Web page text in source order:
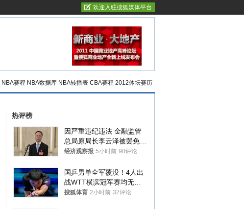
欢迎入驻搜狐媒体平台
NBA赛程 NBA数据库 NBA转播表 CBA赛程 2012体坛赛历
热评榜
因严重违纪违法 金融监管
总局原局长李云泽被罢免全
国人大代表
经济观察报 5小时前 98评论
国乒男单全军覆没！4人出
战WTT横滨冠军赛均无缘
八强
搜狐体育 2小时前 32评论